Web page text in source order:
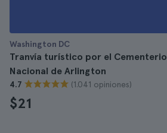
Washington DC
Tranvía turístico por el Cementerio
Nacional de Arlington
4.7 (1.041 opiniones)
$21